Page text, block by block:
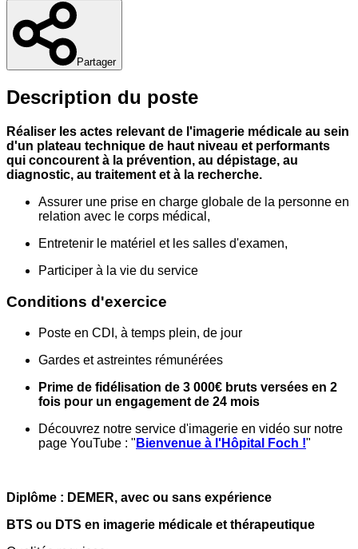
Partager
Description du poste
Réaliser les actes relevant de l'imagerie médicale au sein
d'un plateau technique de haut niveau et performants
qui concourent à la prévention, au dépistage, au
diagnostic, au traitement et à la recherche.
Assurer une prise en charge globale de la personne en
relation avec le corps médical,
Entretenir le matériel et les salles d'examen,
Participer à la vie du service
Conditions d'exercice
Poste en CDI, à temps plein, de jour
Gardes et astreintes rémunérées
Prime de fidélisation de 3 000€ bruts versées en 2
fois pour un engagement de 24 mois
Découvrez notre service d'imagerie en vidéo sur notre
page YouTube : " Bienvenue à l'Hôpital Foch !"
Diplôme : DEMER, avec ou sans expérience
BTS ou DTS en imagerie médicale et thérapeutique